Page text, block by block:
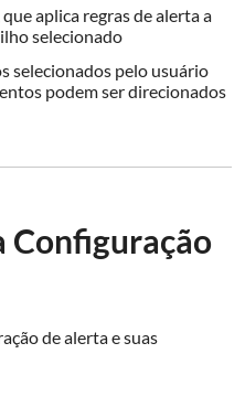
aplica regras de alerta a
selecionado
selecionados pelo usuário
podem ser direcionados
Configuração
de alerta e suas